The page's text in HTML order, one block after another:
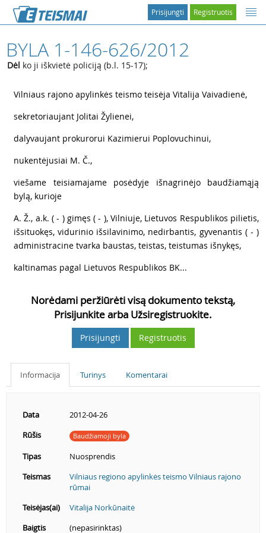
Registruotis
Prisijungti
BYLA 1-146-626/2012
Dėl ko ji iškvietė policiją (b.l. 15-17);
Vilniaus rajono apylinkės teismo teisėja Vitalija Vaivadienė,
sekretoriaujant Jolitai Žylienei,
dalyvaujant prokurorui Kazimierui Poplovuchinui,
nukentėjusiai M. Č.,
viešame teisiamajame posėdyje išnagrinėjo baudžiamąją
bylą, kurioje
A. Ž., a.k. ( - ) gimęs ( - ), Vilniuje, Lietuvos Respublikos pilietis,
išsituokęs, vidurinio išsilavinimo, nedirbantis, gyvenantis ( - )
administracine tvarka baustas, teistas, teistumas išnykęs,
kaltinamas pagal Lietuvos Respublikos BK...
Norėdami peržiūrėti visą dokumento tekstą,
Prisijunkite arba Užsiregistruokite.
Prisijungti Registruotis
Informacija Turinys Komentarai
Data
2012-04-26
Rūšis
Baudžiamoji byla
Tipas
Nuosprendis
Teismas
Vilniaus regiono apylinkės teismo Vilniaus rajono
rūmai
Teisėjas(ai)
Vitalija Norkūnaitė
Baigtis
(nepasirinktas)